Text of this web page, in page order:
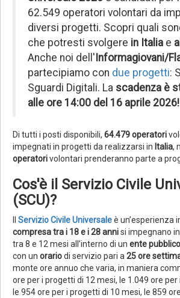
62.549 operatori volontari da
diversi progetti. Scopri quali
che potresti svolgere in Italia e
Anche noi dell'Informagiovani/
partecipiamo con due progetti:
Sguardi Digitali. La scadenza è
alle ore 14:00 del 16 aprile 2026!
Di tutti i posti disponibili, 64.479 operatori
impegnati in progetti da realizzarsi in Italia,
operatorivolontari prenderanno parte a
Cos'è il Servizio Civile
(SCU)?
Servizio Civile Universaleè un’esperienza
compresa tra i 18 e i 28 annisi impegnano
tra 8 e 12 mesi all’interno di un ente pubblico
con un orariodi servizio pari a 25 ore
monte ore annuo che varia, in maniera
ore per i progetti di 12 mesi, le 1.049 ore
le 954 ore per i progetti di 10 mesi, le 859